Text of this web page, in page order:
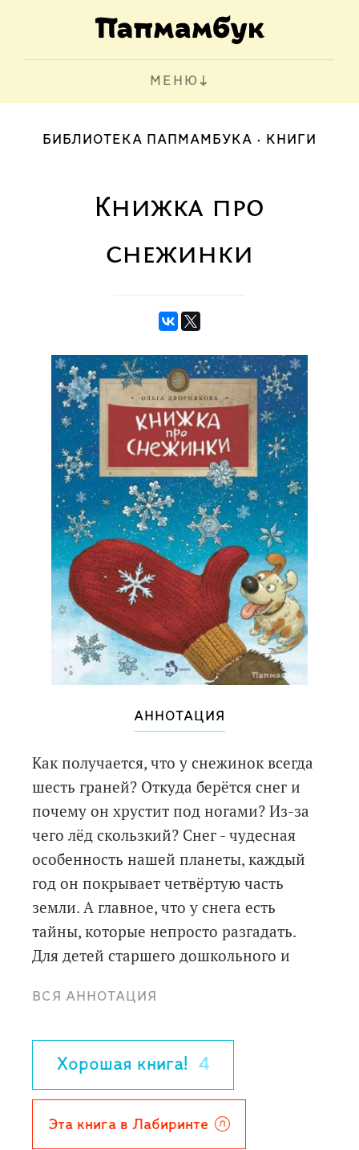
МЕНЮ
БИБЛИОТЕКА ПАПМАМБУКА КНИГИ
Книжка про
снежинки
АННОТАЦИЯ
Как получается, что у снежинок всегда
шесть граней? Откуда берётся снег и
почему он хрустит под ногами? Из-за
чего лёд скользкий? Снег - чудесная
особенность нашей планеты, каждый
год он покрывает четвёртую часть
земли. А главное, что у снега есть
тайны, которые непросто разгадать.
Для детей старшего дошкольного и
2-е издание
ВСЯ АННОТАЦИЯ
Хорошая книга! 4
Эта книга в Лабиринте